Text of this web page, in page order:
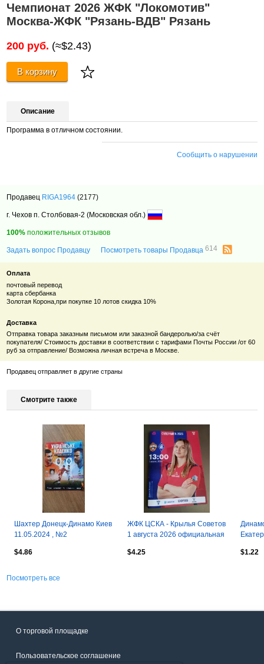
Чемпионат 2026 ЖФК "Локомотив"
Москва-ЖФК "Рязань-ВДВ" Рязань
200 руб. (≈$2.43)
В корзину
Описание
Программа в отличном состоянии.
Сообщить о нарушении
Продавец RIGA1964 (2177)
г. Чехов п. Столбовая-2 (Московская обл.)
100% положительных отзывов
Задать вопрос Продавцу Посмотреть товары Продавца614
Оплата
почтовый перевод
карта сбербанка
Золотая Корона,при покупке 10 лотов скидка 10%
Доставка
Отправка товара заказным письмом или заказной бандеролью/за счёт
покупателя/ Стоимость доставки в соответствии с тарифами Почты России /от 60
руб за отправление/ Возможна личная встреча в Москве.
Продавец отправляет в другие страны
Смотрите также
Шахтер Донецк-Динамо Киев
11.05.2024 , №2
$4.86
ЖФК ЦСКА - Крылья Советов
1 августа 2026 официальная
$4.25
$1.22
Посмотреть все
О торговой площадке
Пользовательское соглашение